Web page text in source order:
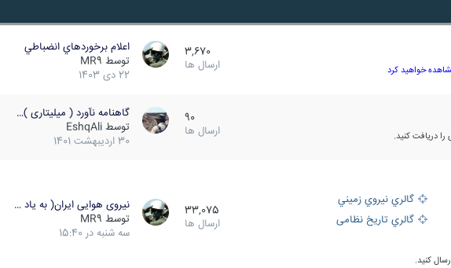
خواهید کرد
3,670
ارسال ها
اعلام برخوردهاي انضباطي
توسط MR9
22 دی 1403
دریافت کنید.
90
ارسال ها
گاهنامه نآورد ( میلیتاری )…
توسط EshqAli
30 اردیبهشت 1401
گالري نيروي زميني
گالري تاریخ نظامی
کنید.
33,075
ارسال ها
نیروی هوایی ایران( به یاد …
توسط MR9
سه شنبه در 15:40